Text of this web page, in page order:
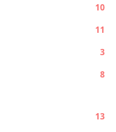
10
11
3
8
13